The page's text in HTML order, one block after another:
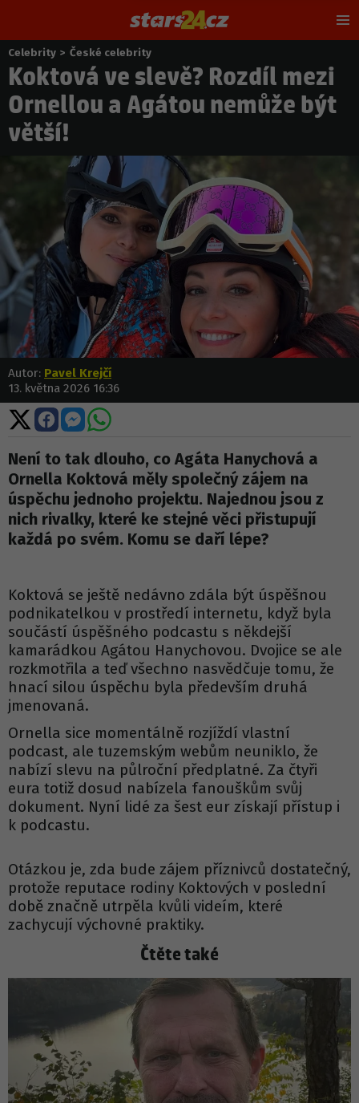
Nacházíte
se
zde:
Celebrity > České celebrity
Koktová ve slevě? Rozdíl mezi
Ornellou a Agátou nemůže být
větší!
Autor: Pavel Krejčí
13. května 2026 16:36
Sdílet
na
X
Sdílet
na
Facebooku
Sdílet
na
Messengeru
Sdílet
WhatsApp
Není to tak dlouho, co Agáta Hanychová a
Ornella Koktová měly společný zájem na
úspěchu jednoho projektu. Najednou jsou z
nich rivalky, které ke stejné věci přistupují
každá po svém. Komu se daří lépe?
Koktová se ještě nedávno zdála být úspěšnou
podnikatelkou v prostředí internetu, když byla
součástí úspěšného podcastu s někdejší
kamarádkou Agátou Hanychovou. Dvojice se ale
rozkmotřila a teď všechno nasvědčuje tomu, že
hnací silou úspěchu byla především druhá
jmenovaná.
Ornella sice momentálně rozjíždí vlastní
podcast, ale tuzemským webům neuniklo, že
nabízí slevu na půlroční předplatné. Za čtyři
eura totiž dosud nabízela fanouškům svůj
dokument. Nyní lidé za šest eur získají přístup i
k podcastu.
Otázkou je, zda bude zájem příznivců dostatečný,
protože reputace rodiny Koktových v poslední
době značně utrpěla kvůli videím, které
zachycují výchovné praktiky.
Čtěte také